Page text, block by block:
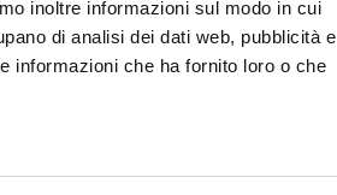
inoltre informazioni sul modo in cui
di analisi dei dati web, pubblicità e
informazioni che ha fornito loro o che